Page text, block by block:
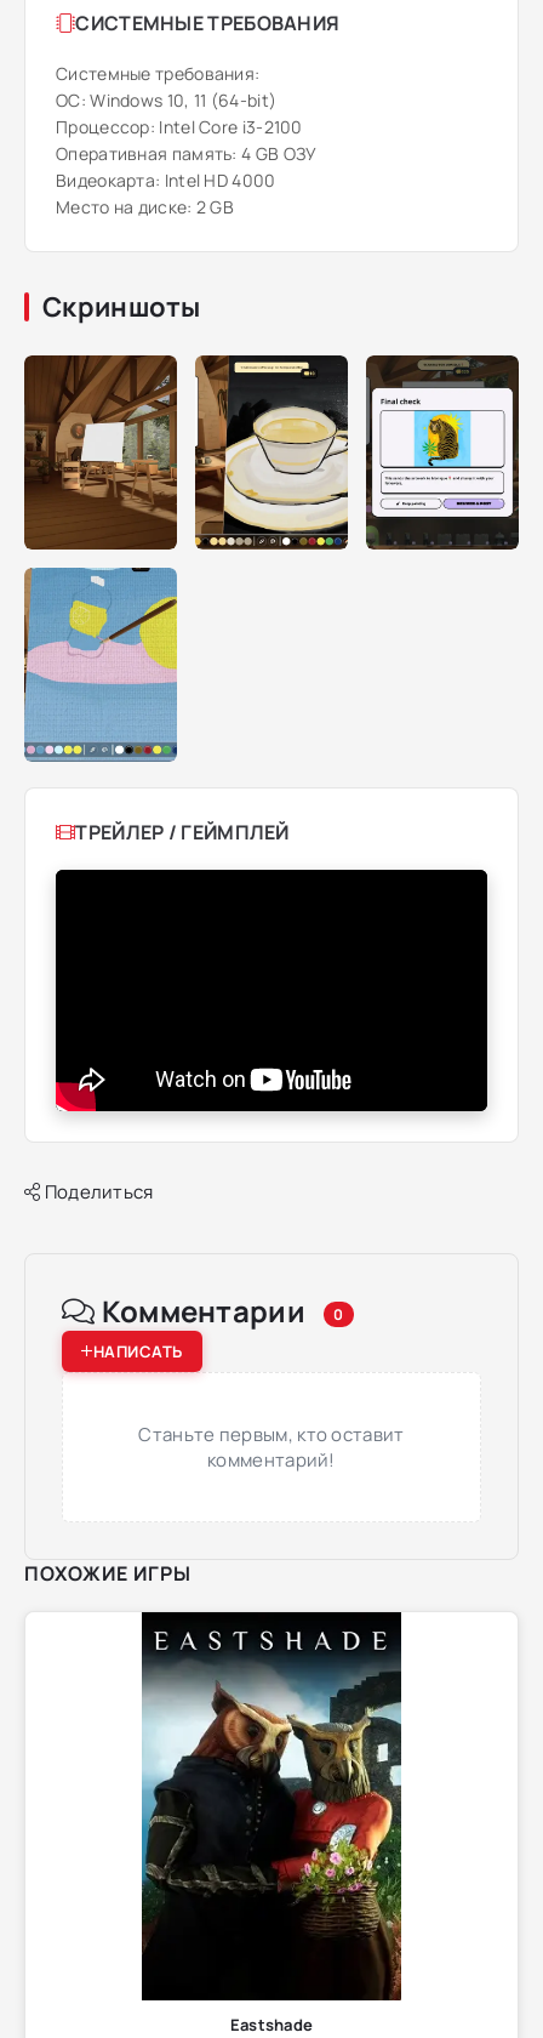
СИСТЕМНЫЕ ТРЕБОВАНИЯ
Системные требования:
ОС: Windows 10, 11 (64-bit)
Процессор: Intel Core i3-2100
Оперативная память: 4 GB ОЗУ
Видеокарта: Intel HD 4000
Место на диске: 2 GB
Скриншоты
ТРЕЙЛЕР / ГЕЙМПЛЕЙ
Поделиться
Комментарии 0
НАПИСАТЬ
Станьте первым, кто оставит
комментарий!
ПОХОЖИЕ ИГРЫ
Eastshade